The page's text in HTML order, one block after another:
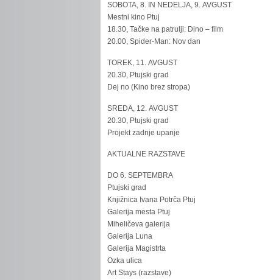
SOBOTA, 8. IN NEDELJA, 9. AVGUST
Mestni kino Ptuj
18.30, Tačke na patrulji: Dino – film
20.00, Spider-Man: Nov dan
TOREK, 11. AVGUST
20.30, Ptujski grad
Dej no (Kino brez stropa)
SREDA, 12. AVGUST
20.30, Ptujski grad
Projekt zadnje upanje
AKTUALNE RAZSTAVE
DO 6. SEPTEMBRA
Ptujski grad
Knjižnica Ivana Potrča Ptuj
Galerija mesta Ptuj
Miheličeva galerija
Galerija Luna
Galerija Magistrta
Ozka ulica
Art Stays (razstave)